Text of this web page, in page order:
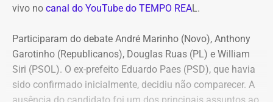
vivo no canal do YouTube do TEMPO REAL.
Participaram do debate André Marinho (Novo), Anthony
Garotinho (Republicanos), Douglas Ruas (PL) e William
Siri (PSOL). O ex-prefeito Eduardo Paes (PSD), que havia
sido confirmado inicialmente, decidiu não comparecer. A